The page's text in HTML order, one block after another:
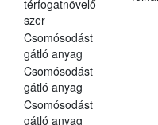
térfogatnövelő
szer
Csomósodást
gátló anyag
Csomósodást
gátló anyag
Csomósodást
gátló anyag